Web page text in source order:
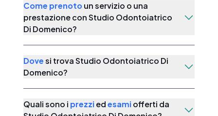
Come prenotoun servizio o una
prestazione conStudio Odontoiatrico
Di Domenico?
Dovesi trovaStudio Odontoiatrico Di
Domenico?
Quali sono i prezziedesamiofferti da